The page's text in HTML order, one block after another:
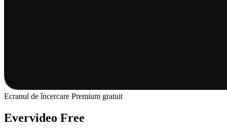
Ecranul de încercare Premium gratuit
Evervideo Free